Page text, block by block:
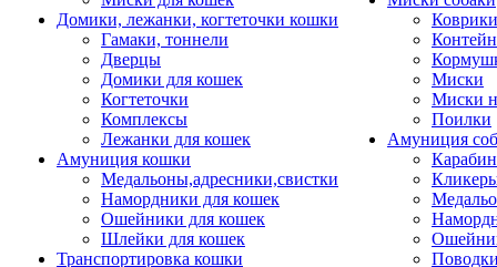
Домики, лежанки, когтеточки кошки
Гамаки, тоннели
Дверцы
Домики для кошек
Когтеточки
Комплексы
Лежанки для кошек
Амуниция кошки
Медальоны,адресники,свистки
Намордники для кошек
Ошейники для кошек
Шлейки для кошек
Транспортировка кошки
Миски
Миски
Поилки
Амуниция